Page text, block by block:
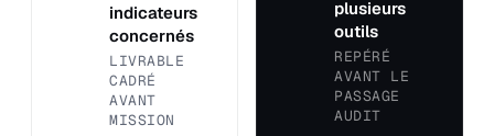
indicateurs
concernés
LIVRABLE
CADRÉ
AVANT
MISSION
plusieurs
outils
REPÉRÉ
AVANT LE
PASSAGE
AUDIT